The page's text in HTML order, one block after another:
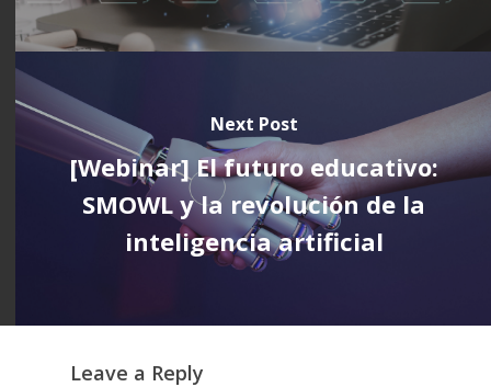
Next Post
[Webinar] El futuro educativo:
SMOWL y la revolución de la
inteligencia artificial
Leave a Reply